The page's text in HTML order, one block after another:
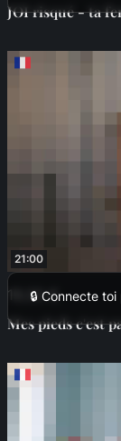
JOI risqué - ta
21:00
🔒 Connecte
19,00 €
Mes pieds c'est